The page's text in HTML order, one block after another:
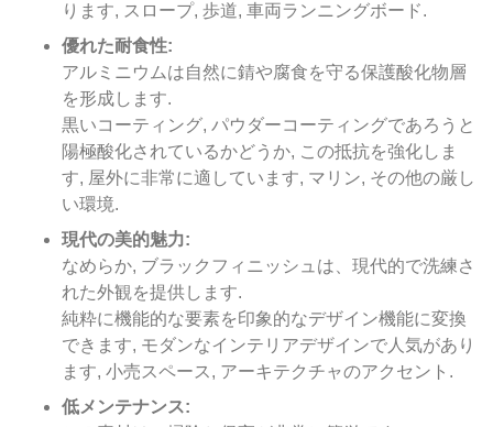
ります, スロープ, 歩道, 車両ランニングボード.
優れた耐食性:
アルミニウムは自然に錆や腐食を守る保護酸化物層
を形成します.
黒いコーティング, パウダーコーティングであろうと
陽極酸化されているかどうか, この抵抗を強化しま
す, 屋外に非常に適しています, マリン, その他の厳し
い環境.
現代の美的魅力:
なめらか, ブラックフィニッシュは、現代的で洗練さ
れた外観を提供します.
純粋に機能的な要素を印象的なデザイン機能に変換
できます, モダンなインテリアデザインで人気があり
ます, 小売スペース, アーキテクチャのアクセント.
低メンテナンス: